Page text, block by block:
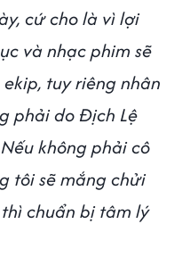
cứ cho là vì lợi
và nhạc phim sẽ
tuy riêng nhân
phải do Địch Lệ
không phải cô
tôi sẽ mắng chửi
chuẩn bị tâm lý